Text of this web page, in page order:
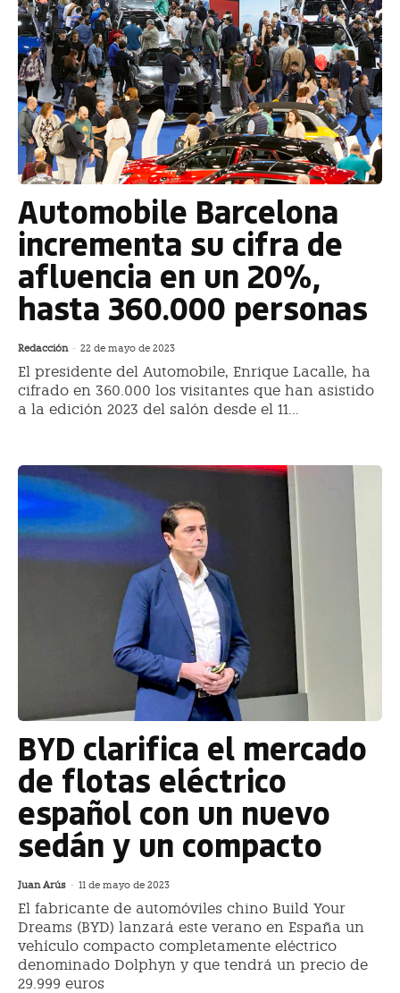
Automobile Barcelona
incrementa su cifra de
afluencia en un 20%,
hasta 360.000 personas
Redacción - 22 de mayo de 2023
El presidente del Automobile, Enrique Lacalle, ha
cifrado en 360.000 los visitantes que han asistido
a la edición 2023 del salón desde el 11...
BYD clarifica el mercado
de flotas eléctrico
español con un nuevo
sedán y un compacto
Juan Arús - 11 de mayo de 2023
El fabricante de automóviles chino Build Your
Dreams (BYD) lanzará este verano en España un
vehículo compacto completamente eléctrico
denominado Dolphyn y que tendrá un precio de
29.999 euros